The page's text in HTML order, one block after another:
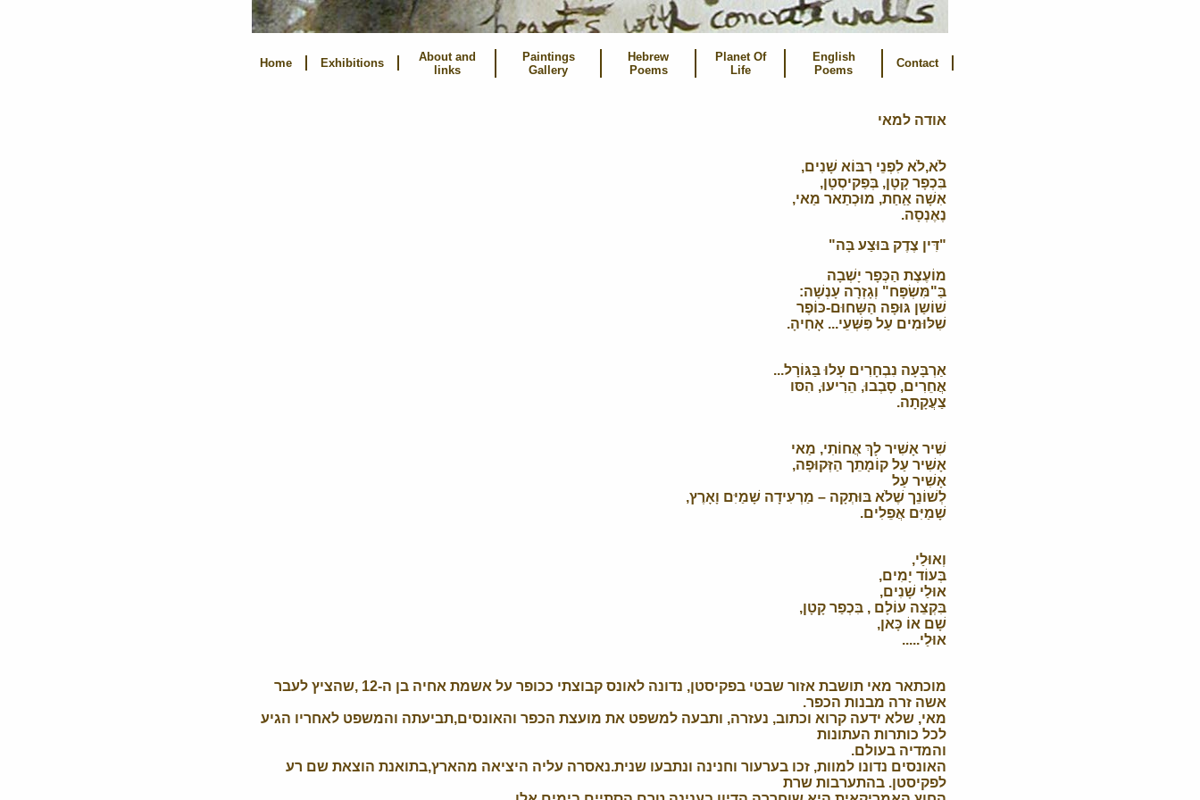
Home Exhibitions
About and
links
Paintings
Gallery
Hebrew
Poems
Planet Of
Life
English
Poems
Contact
אודה למאי
לֹא,לֹא לִפְנֵי רִבּוֹא שָׁנִים,
בִּכְפָר קָטָן, בְּפַקיסְטָן,
אִשָׁה אַַחַת, מוּכְתַאר מַאי,
נֶאֶנְסָה.
"דִּין צֶדֶק בּוּצַע בָּה"
מוֹעֶצֶת הַכְּפָר יָשְׁבָה
בַּ"מִּשְׂפָּח" וְגָזְרָה עָנְשָׁה:
שׁוֹשַן גּוּפָה הַשָּחוּם-כּוֹפֶר
שִׁלּוּמִים עַל פִּשְּׁעֵי... אָחִיהָ.
אַרְבָּעָה נִבְחָרִים עָלוּ בַּגּוֹרָל...
אֲחֵרִים, סָבְבוּ, הֵרִיעוּ, הִסּו
צַעֲקָתָה.
שִׁיר אָשִׁיר לָךְ אֲחוֹתִי, מַאי
אָשִׁיר עַל קוֹמָתֵך הַזְּקוּפָה,
אָשִׁיר עַל
לְשׁוֹנֵך שֶׁלֹא בּוּתְקָה – מַרְעִידָה שָׁמַיִּם וָאָרֶץ,
שָׁמַיִּם אֲפֵלִים.
וְאוּלַי,
בְּעוֹד יָמִים,
אוּלַי שָׁנִים,
בִּקְצֵה עוֹלָם , בִּכְפַר קָטָן,
שָׁם אוֹ כָּאן,
אוּלַי.....
מוכתאר מאי תושבת אזור שבטי בפקיסטן, נדונה לאונס קבוצתי ככופר על אשמת אחיה בן ה-12 ,שהציץ לעבר
אשה זרה מבנות הכפר.
מאי, שלא ידעה קרוא וכתוב, נעזרה, ותבעה למשפט את מועצת הכפר והאונסים,תביעתה והמשפט לאחריו הגיע
לכל כותרות העתונות
והמדיה בעולם.
האונסים נדונו למוות, זכו בערעור וחנינה ונתבעו שנית.נאסרה עליה היציאה מהארץ,בתואנת הוצאת שם רע
לפקיסטן. בהתערבות שרת